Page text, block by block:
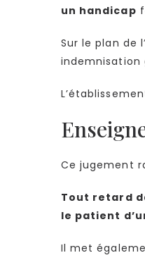
un handicap
Sur le plan de
indemnisation
Ce jugement
Tout retard
le patient
Il met